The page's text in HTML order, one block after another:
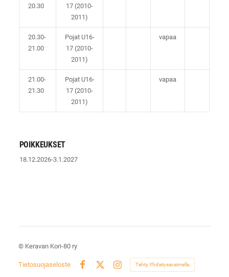
20.30
17 (2010-
2011)
20.30-
21.00
Pojat U16-
17 (2010-
2011)
vapaa
21.00-
21.30
Pojat U16-
17 (2010-
2011)
vapaa
POIKKEUKSET
18.12.2026-3.1.2027
© Keravan Kori-80 ry
Tietosuojaseloste
Instagram
Tehty Yhdistysavaimella